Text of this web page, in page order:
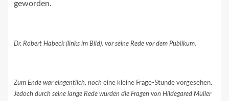
geworden.
Dr. Robert Habeck (links im Bild), vor seine Rede vor dem Publikum.
Zum Ende war eingentlich, noch eine kleine Frage-Stunde vorgesehen.
Jedoch durch seine lange Rede wurden die Fragen von Hildegared Müller